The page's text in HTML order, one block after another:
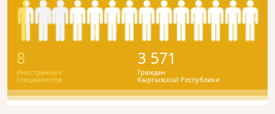
8
Иностранных
специалистов
3 571
Граждан
Кыргызской Республики